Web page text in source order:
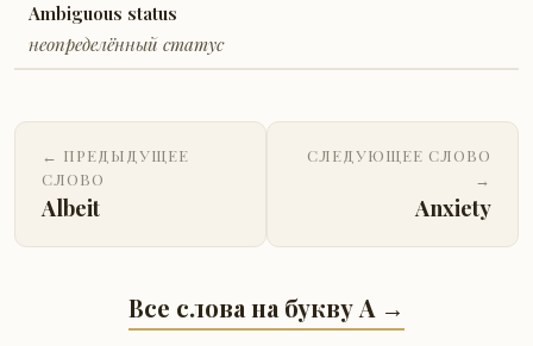
Ambiguous status
неопределённый статус
← ПРЕДЫДУЩЕЕ
СЛОВО
Albeit
СЛЕДУЮЩЕЕ СЛОВО
→
Anxiety
Все слова на букву A →